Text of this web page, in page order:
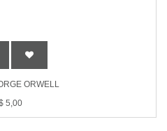
ORWELL
5,00